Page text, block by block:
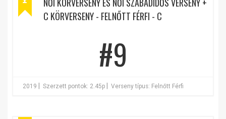
C KÖRVERSENY - FELNŐTT FÉRFI - C
#9
2019 Szerzett pontok: 2.45p Verseny típus: Felnőtt Férfi